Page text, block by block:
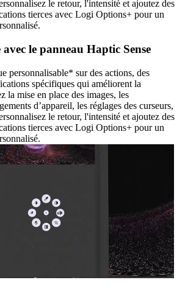
le retour, l'intensité et ajoutez des
tierces avec Logi Options+ pour un
le panneau Haptic Sense
personnalisable* sur des actions, des
spécifiques qui améliorent la
la mise en place des images, les
d’appareil, les réglages des curseurs,
le retour, l'intensité et ajoutez des
tierces avec Logi Options+ pour un